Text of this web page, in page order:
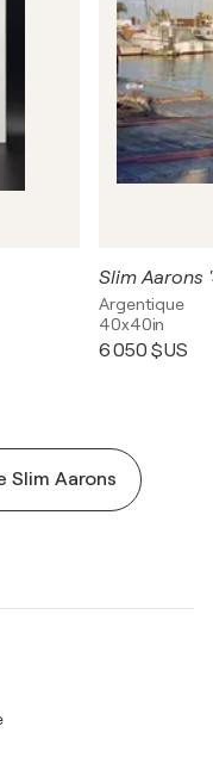
Slim Aarons
Argentique
40x40in
6 050 $US
Aarons